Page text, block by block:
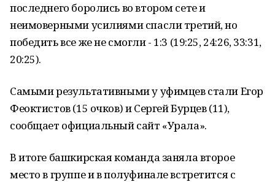
последнего боролись во втором сете и
неимоверными усилиями спасли третий, но
победить все же не смогли - 1:3 (19:25, 24:26, 33:31,
20:25).
Самыми результативными у уфимцев стали Егор
Феоктистов (15 очков) и Сергей Бурцев (11),
сообщает официальный сайт «Урала».
В итоге башкирская команда заняла второе
место в группе и в полуфинале встретится с